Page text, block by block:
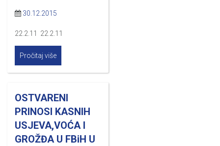
30.12.2015
22.2.11 22.2.11
Pročitaj više
OSTVARENI
PRINOSI KASNIH
USJEVA,VOĆA I
GROŽĐA U FBiH U